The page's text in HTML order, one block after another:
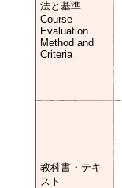
法と基準
Course
Evaluation
Method and
Criteria
教科書・テキ
スト